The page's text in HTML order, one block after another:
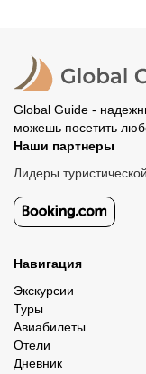
организатору
Global Guide -
можешь посетить
Наши партнеры
Лидеры
Навигация
Экскурсии
Туры
Авиабилеты
Отели
Дневник